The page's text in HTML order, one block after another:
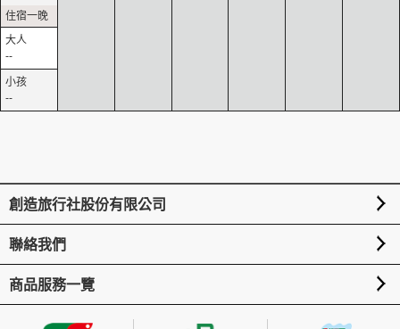
--
--
創造旅行社股份有限公司
聯絡我們
商品服務一覽